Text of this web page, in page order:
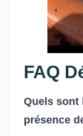
FAQ
Quels sont
présence